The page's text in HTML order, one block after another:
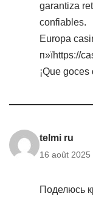
garantiza
confiables.
Europa
п»їhttps://
¡Que
telmi ru
16 août 2025
Поделюсь